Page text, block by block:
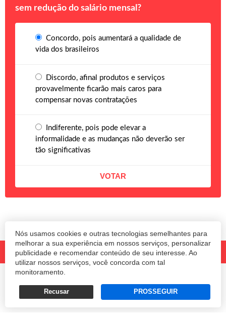
Nós usamos cookies e outras tecnologias semelhantes para
melhorar a sua experiência em nossos serviços, personalizar
publicidade e recomendar conteúdo de seu interesse. Ao
utilizar nossos serviços, você concorda com tal
monitoramento.
Recusar PROSSEGUIR
sem redução do salário mensal?
Concordo, pois aumentará a qualidade de
vida dos brasileiros
Discordo, afinal produtos e serviços
provavelmente ficarão mais caros para
compensar novas contratações
Indiferente, pois pode elevar a
informalidade e as mudanças não deverão ser
tão significativas
Termos e Políticas de Uso Privacidade